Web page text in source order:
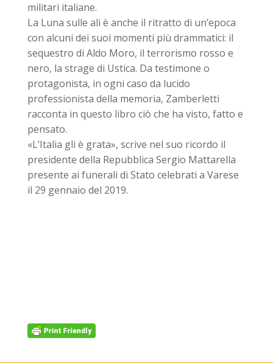
militari italiane.
La Luna sulle ali è anche il ritratto di un’epoca
con alcuni dei suoi momenti più drammatici: il
sequestro di Aldo Moro, il terrorismo rosso e
nero, la strage di Ustica. Da testimone o
protagonista, in ogni caso da lucido
professionista della memoria, Zamberletti
racconta in questo libro ciò che ha visto, fatto e
pensato.
«L’Italia gli è grata», scrive nel suo ricordo il
presidente della Repubblica Sergio Mattarella
presente ai funerali di Stato celebrati a Varese
il 29 gennaio del 2019.